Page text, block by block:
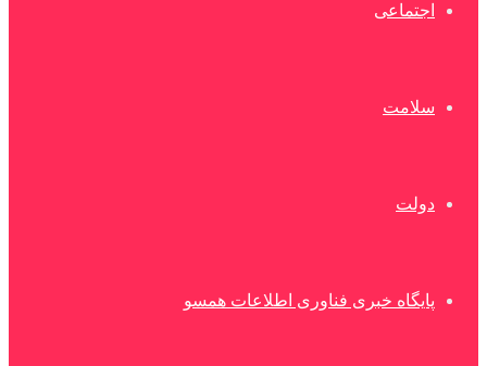
اجتماعی
سلامت
دولت
پایگاه خبری فناوری اطلاعات همسو